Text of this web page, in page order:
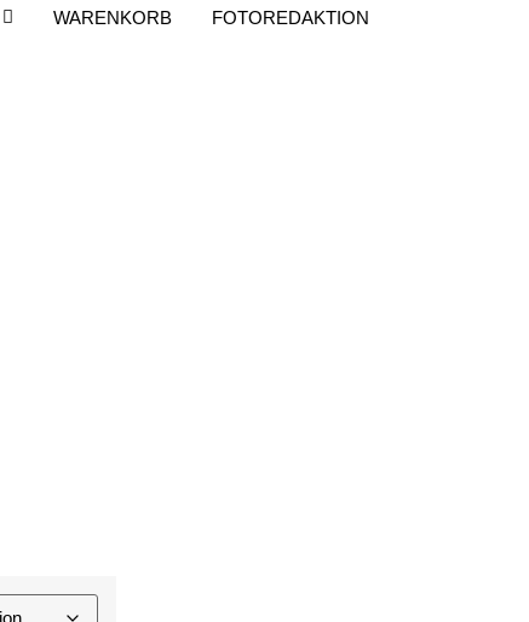
WARENKORB
FOTOREDAKTION